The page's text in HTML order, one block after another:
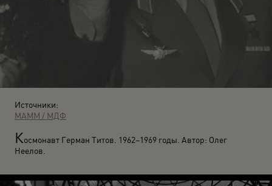
Источники:
МАММ / МДФ
Космонавт Герман Титов. 1962–1969 годы. Автор: Олег
Неелов.